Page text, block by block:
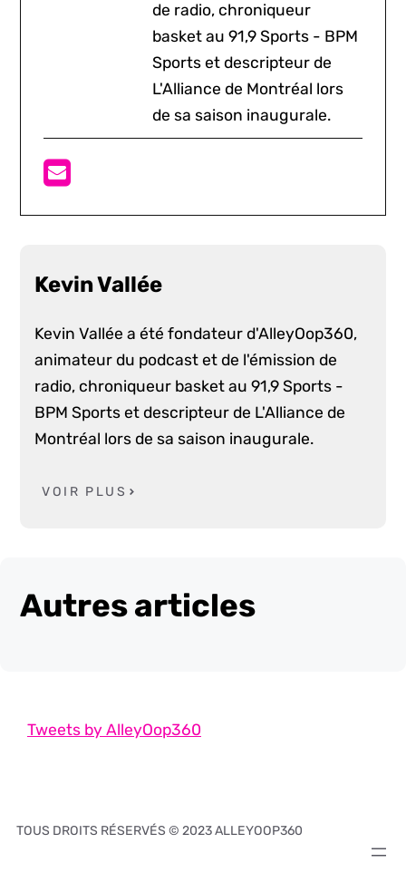
de radio, chroniqueur
basket au 91,9 Sports - BPM
Sports et descripteur de
L'Alliance de Montréal lors
de sa saison inaugurale.
Kevin Vallée
Kevin Vallée a été fondateur d'AlleyOop360,
animateur du podcast et de l'émission de
radio, chroniqueur basket au 91,9 Sports -
BPM Sports et descripteur de L'Alliance de
Montréal lors de sa saison inaugurale.
VOIR PLUS
Autres articles
Tweets by AlleyOop360
TOUS DROITS RÉSERVÉS © 2023 ALLEYOOP360